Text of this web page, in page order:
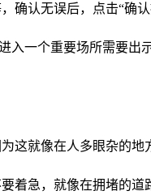
确认无误后，点击“确
入一个重要场所需要出
这就像在人多眼杂的地
着急，就像在拥堵的道